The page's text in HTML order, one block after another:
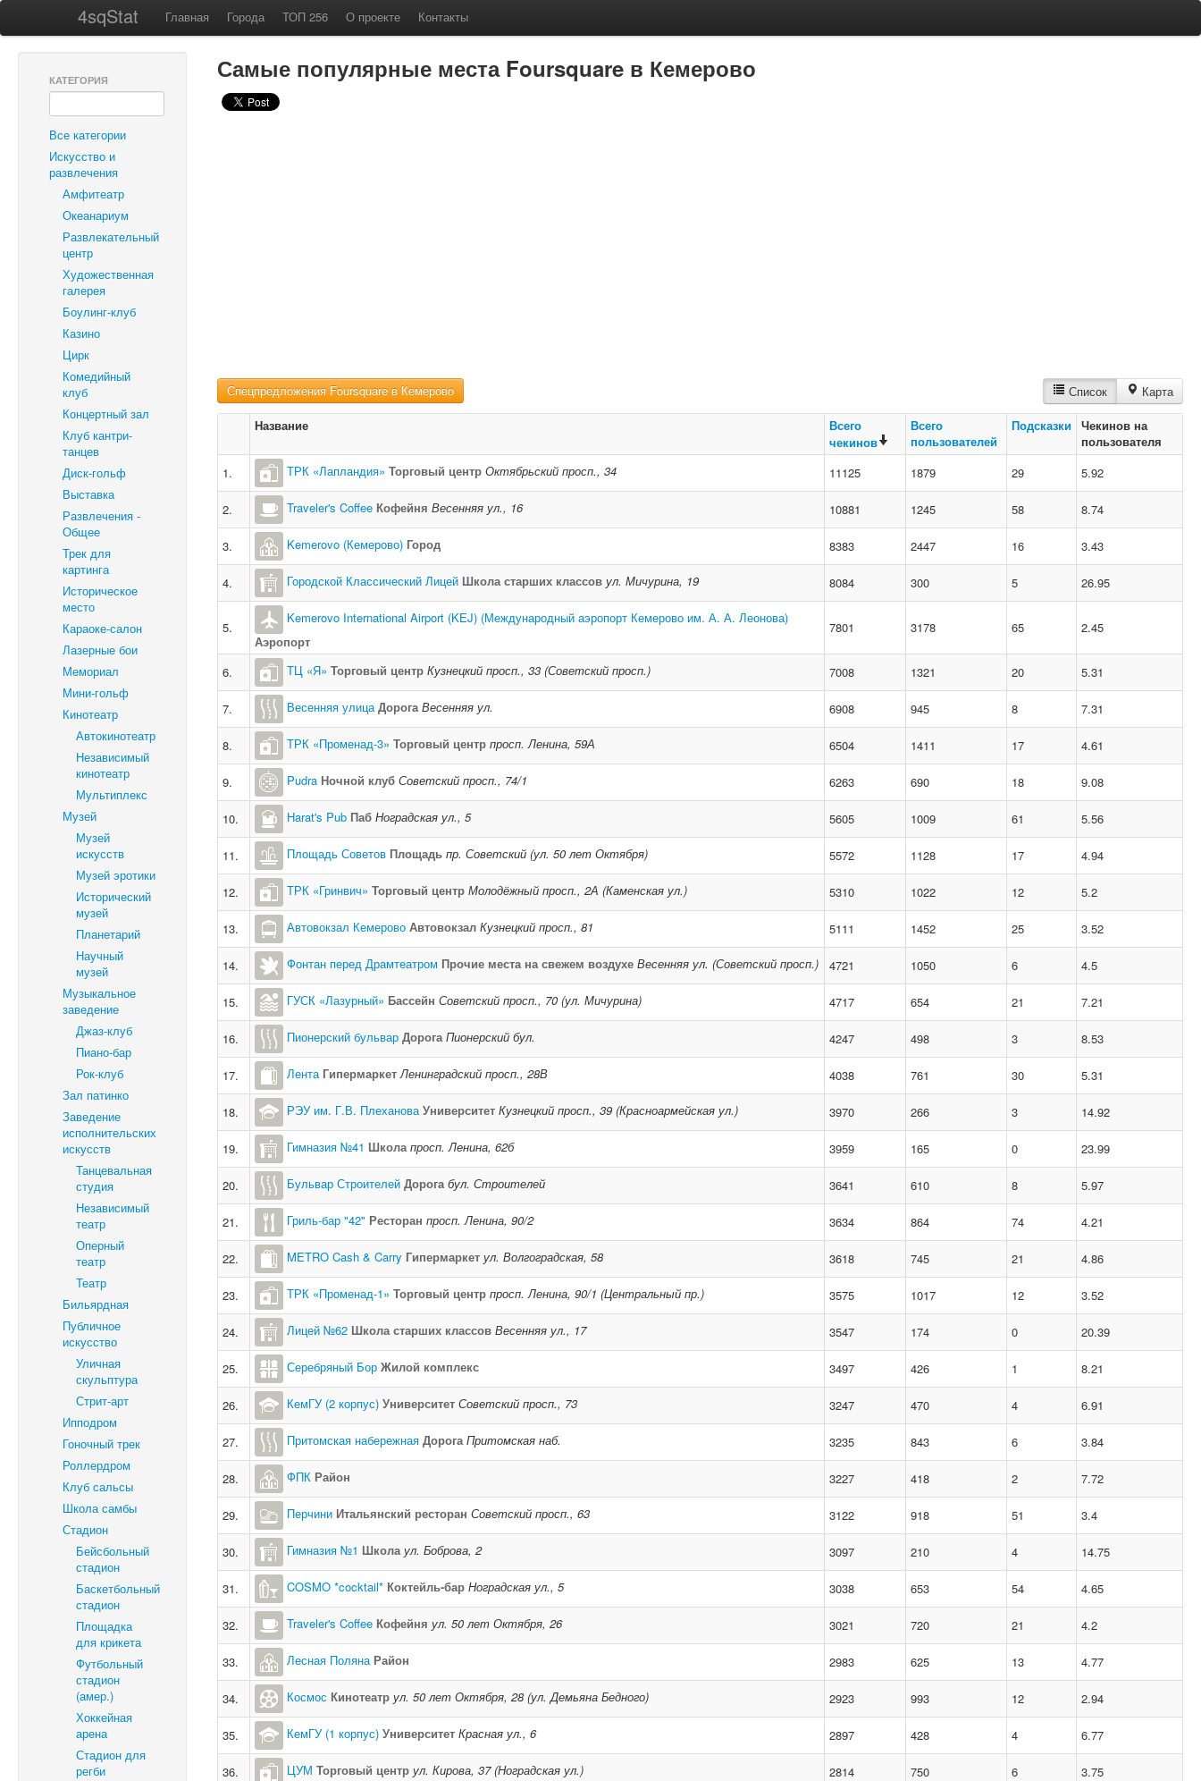
4sqStat Главная Города ТОП 256 О проекте Контакты
КАТЕГОРИЯ
Все категории
Искусство и
развлечения
Амфитеатр
Океанариум
Развлекательный
центр
Художественная
галерея
Боулинг-клуб
Казино
Цирк
Комедийный
клуб
Концертный зал
Клуб кантри-
танцев
Диск-гольф
Выставка
Развлечения -
Общее
Трек для
картинга
Историческое
место
Караоке-салон
Лазерные бои
Мемориал
Мини-гольф
Кинотеатр
Автокинотеатр
Независимый
кинотеатр
Мультиплекс
Музей
Музей
искусств
Музей эротики
Исторический
музей
Планетарий
Научный
музей
Музыкальное
заведение
Джаз-клуб
Пиано-бар
Рок-клуб
Зал патинко
Заведение
исполнительских
искусств
Танцевальная
студия
Независимый
театр
Оперный
театр
Театр
Бильярдная
Публичное
искусство
Уличная
скульптура
Стрит-арт
Ипподром
Гоночный трек
Роллердром
Клуб сальсы
Школа самбы
Стадион
Бейсбольный
стадион
Баскетбольный
стадион
Площадка
для крикета
Футбольный
стадион
(амер.)
Хоккейная
арена
Стадион для
регби
Самые популярные места Foursquare в Кемерово
Спецпредложения Foursquare в Кемерово Список
Карта
Название
Всего
чекинов
Всего
пользователей
Подсказки Чекинов на
пользователя
1.
ТРК «Лапландия» Торговый центр Октябрьский просп., 34 11125 1879 29 5.92
2. Traveler's Coffee Кофейня Весенняя ул., 16 10881 1245 58 8.74
3. Kemerovo (Кемерово) Город 8383 2447 16 3.43
4. Городской Классический Лицей Школа старших классов ул. Мичурина, 19 8084 300 5 26.95
5.
Kemerovo International Airport (KEJ) (Международный аэропорт Кемерово им. А. А. Леонова)
Аэропорт
7801 3178 65 2.45
6. ТЦ «Я» Торговый центр Кузнецкий просп., 33 (Советский просп.) 7008 1321 20 5.31
7. Весенняя улица Дорога Весенняя ул. 6908 945 8 7.31
8. ТРК «Променад-3» Торговый центр просп. Ленина, 59А 6504 1411 17 4.61
9. Pudra Ночной клуб Советский просп., 74/1 6263 690 18 9.08
10. Harat's Pub Паб Ноградская ул., 5 5605 1009 61 5.56
11. Площадь Советов Площадь пр. Советский (ул. 50 лет Октября) 5572 1128 17 4.94
12. ТРК «Гринвич» Торговый центр Молодёжный просп., 2А (Каменская ул.) 5310 1022 12 5.2
13. Автовокзал Кемерово Автовокзал Кузнецкий просп., 81 5111 1452 25 3.52
14. Фонтан перед Драмтеатром Прочие места на свежем воздухе Весенняя ул. (Советский просп.) 4721 1050 6 4.5
15. ГУСК «Лазурный» Бассейн Советский просп., 70 (ул. Мичурина) 4717 654 21 7.21
16. Пионерский бульвар Дорога Пионерский бул. 4247 498 3 8.53
17. Лента Гипермаркет Ленинградский просп., 28В 4038 761 30 5.31
18. РЭУ им. Г.В. Плеханова Университет Кузнецкий просп., 39 (Красноармейская ул.) 3970 266 3 14.92
19. Гимназия №41 Школа просп. Ленина, 62б 3959 165 0 23.99
20. Бульвар Строителей Дорога бул. Строителей 3641 610 8 5.97
21. Гриль-бар "42" Ресторан просп. Ленина, 90/2 3634 864 74 4.21
22. METRO Cash & Carry Гипермаркет ул. Волгоградская, 58 3618 745 21 4.86
23. ТРК «Променад-1» Торговый центр просп. Ленина, 90/1 (Центральный пр.) 3575 1017 12 3.52
24. Лицей №62 Школа старших классов Весенняя ул., 17 3547 174 0 20.39
25. Серебряный Бор Жилой комплекс 3497 426 1 8.21
26. КемГУ (2 корпус) Университет Советский просп., 73 3247 470 4 6.91
27. Притомская набережная Дорога Притомская наб. 3235 843 6 3.84
28. ФПК Район 3227 418 2 7.72
29. Перчини Итальянский ресторан Советский просп., 63 3122 918 51 3.4
30. Гимназия №1 Школа ул. Боброва, 2 3097 210 4 14.75
31. COSMO *cocktail* Коктейль-бар Ноградская ул., 5 3038 653 54 4.65
32. Traveler's Coffee Кофейня ул. 50 лет Октября, 26 3021 720 21 4.2
33. Лесная Поляна Район 2983 625 13 4.77
34. Космос Кинотеатр ул. 50 лет Октября, 28 (ул. Демьяна Бедного) 2923 993 12 2.94
35. КемГУ (1 корпус) Университет Красная ул., 6 2897 428 4 6.77
36. ЦУМ Торговый центр ул. Кирова, 37 (Ноградская ул.) 2814 750 6 3.75